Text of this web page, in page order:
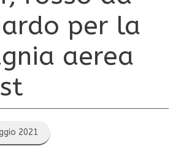
per la
aerea
2021